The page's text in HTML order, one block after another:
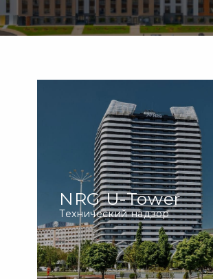
NRG U-Tower
Технический надзор